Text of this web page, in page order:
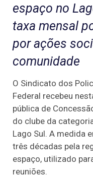
espaço no
taxa mensal
por ações
comunidade
O Sindicato dos
Federal recebeu
pública de
do clube da
Lago Sul. A medida
três décadas pela
espaço, utilizado
reuniões.